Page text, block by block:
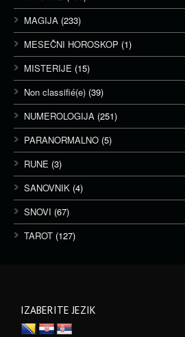
MAGIJA (233)
MESEČNI HOROSKOP (1)
MISTERIJE (15)
Non classifié(e) (39)
NUMEROLOGIJA (251)
PARANORMALNO (5)
RUNE (3)
SANOVNIK (4)
SNOVI (67)
TAROT (127)
IZABERITE JEZIK